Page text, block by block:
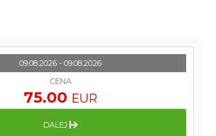
09.08.2026 - 09.08.2026
CENA
75.00 EUR
DALEJ